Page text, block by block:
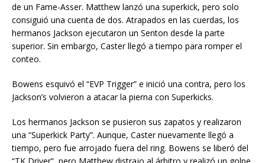
de un Fame-Asser. Matthew lanzó una superkick, pero solo
consiguió una cuenta de dos. Atrapados en las cuerdas, los
hermanos Jackson ejecutaron un Senton desde la parte
superior. Sin embargo, Caster llegó a tiempo para romper el
conteo.
Bowens esquivó el “EVP Trigger” e inició una contra, pero los
Jackson’s volvieron a atacar la pierna con Superkicks.
Los hermanos Jackson se pusieron sus zapatos y realizaron
una “Superkick Party”. Aunque, Caster nuevamente llegó a
tiempo, pero fue arrojado fuera del ring. Bowens se liberó del